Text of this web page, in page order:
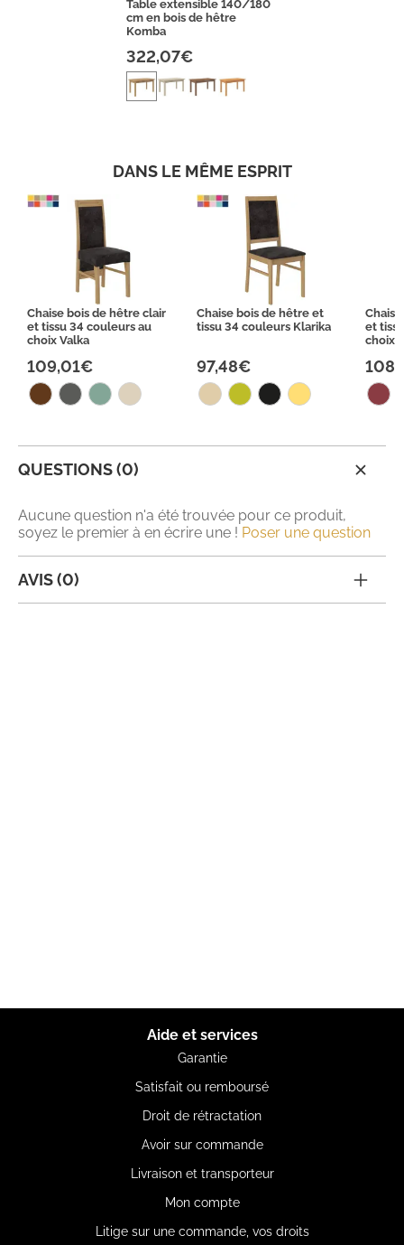
Table extensible 140/180
cm en bois de hêtre
Komba
322,07€
DANS LE MÊME ESPRIT
Chaise bois de hêtre clair
et tissu 34 couleurs au
choix Valka
109,01€
Chaise bois de hêtre et
tissu 34 couleurs Klarika
97,48€
et
choix
QUESTIONS (0)
Aucune question n'a été trouvée pour ce produit,
soyez le premier à en écrire une ! Poser une question
AVIS (0)
Aide et services
Garantie
Satisfait ou remboursé
Droit de rétractation
Avoir sur commande
Livraison et transporteur
Mon compte
Litige sur une commande, vos droits